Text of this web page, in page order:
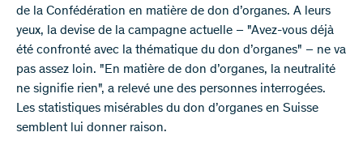
de la Confédération en matière de don d’organes. A leurs
yeux, la devise de la campagne actuelle – "Avez-vous déjà
été confronté avec la thématique du don d’organes" – ne va
pas assez loin. "En matière de don d’organes, la neutralité
ne signifie rien", a relevé une des personnes interrogées.
Les statistiques misérables du don d’organes en Suisse
semblent lui donner raison.